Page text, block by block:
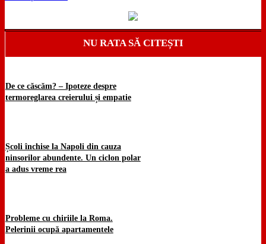
NU RATA SĂ CITEȘTI
De ce căscăm? – Ipoteze despre
termoreglarea creierului și empatie
Școli închise la Napoli din cauza
ninsorilor abundente. Un ciclon polar
a adus vreme rea
Probleme cu chiriile la Roma.
Pelerinii ocupă apartamentele